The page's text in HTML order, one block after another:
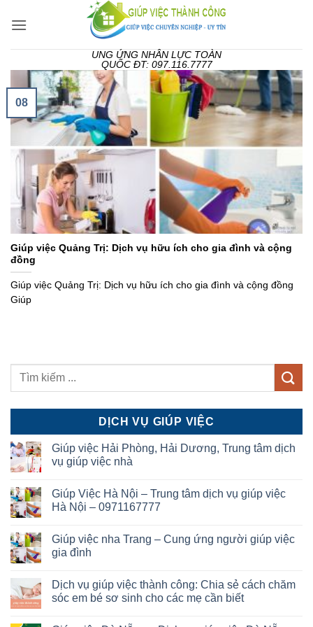
qua
UNG ỨNG NHÂN LỰC TOÀN
QUỐC ĐT: 097.116.7777
Giúp việc Quảng Trị: Dịch vụ hữu ích cho gia đình và cộng
đồng
Giúp việc Quảng Trị: Dịch vụ hữu ích cho gia đình và cộng đồng
Giúp
08
DỊCH VỤ GIÚP VIỆC
Giúp việc Hải Phòng, Hải Dương, Trung tâm dịch
vụ giúp việc nhà
Giúp Việc Hà Nội – Trung tâm dịch vụ giúp việc
Hà Nội – 0971167777
Giúp việc nha Trang – Cung ứng người giúp việc
gia đình
Dịch vụ giúp việc thành công: Chia sẻ cách chăm
sóc em bé sơ sinh cho các mẹ cần biết